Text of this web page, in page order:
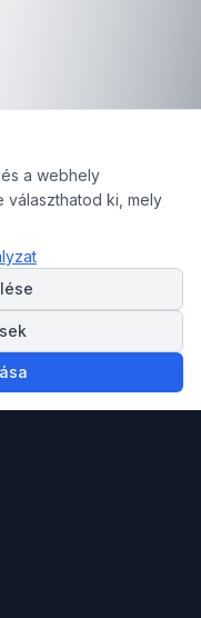
a webhely
választhatod ki, mely